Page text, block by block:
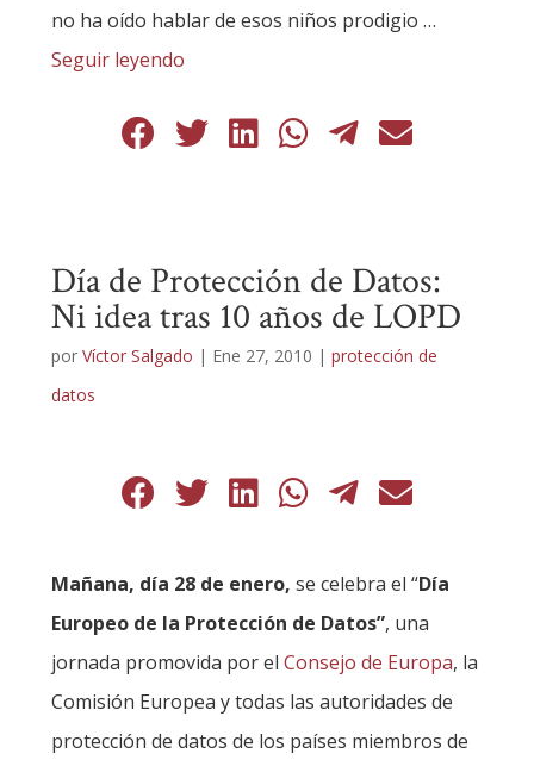
no ha oído hablar de esos niños prodigio …
Seguir leyendo
Día de Protección de Datos:
Ni idea tras 10 años de LOPD
por Víctor Salgado | Ene 27, 2010 | protección de
datos
Mañana, día 28 de enero, se celebra el “Día
Europeo de la Protección de Datos”, una
jornada promovida por el Consejo de Europa, la
Comisión Europea y todas las autoridades de
protección de datos de los países miembros de